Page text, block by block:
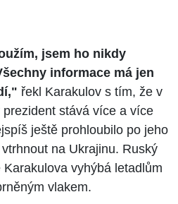
jsem ho nikdy
informace má jen
řekl Karakulov s tím, že v
stává více a více
ještě prohloubilo po jeho
na Ukrajinu. Ruský
vyhýbá letadlům
vlakem.